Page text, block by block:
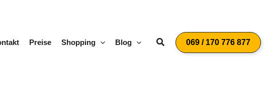
Preise Shopping Blog Suchen069 / 170 776 877